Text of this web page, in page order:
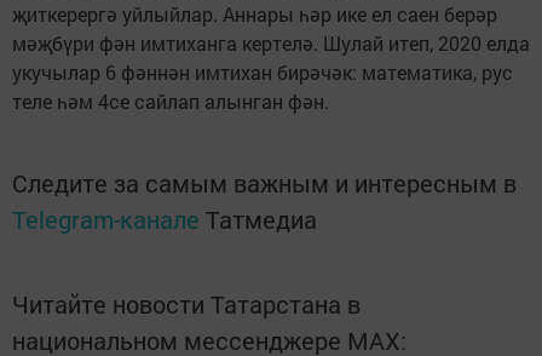
җиткерергә уйлыйлар. Аннары һәр ике ел саен берәр
мәҗбүри фән имтиханга кертелә. Шулай итеп, 2020 елда
укучылар 6 фәннән имтихан бирәчәк: математика, рус
теле һәм 4се сайлап алынган фән.
Следите за самым важным и интересным в
Telegram-канале Татмедиа
Читайте новости Татарстана в
национальном мессенджере MАХ: